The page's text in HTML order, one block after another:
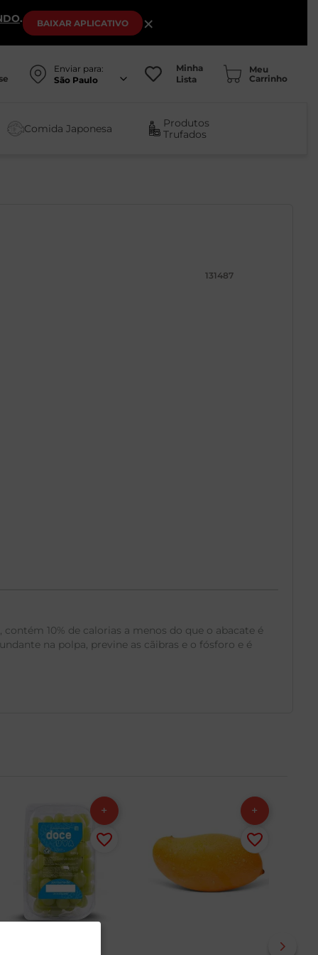
. BAIXAR APLICATIVO ×
Enviar para:
São Paulo
Minha
Lista
Comida Japonesa
Produtos
Trufados
131487
10% de calorias a menos do que o abacate é
na polpa, previne as cãibras e o fósforo e é